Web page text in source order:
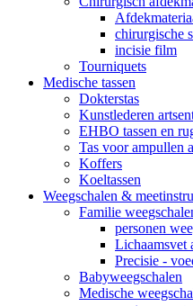
chirurgische
incisie film
Tourniquets
Medische tassen
Dokterstas
Kunstlederen
EHBO tassen en
Tas voor ampullen
Koffers
Koeltassen
Weegschalen &
Familie
personen
Lichaamsvet
Precisie -
Babyweegschalen
Medische